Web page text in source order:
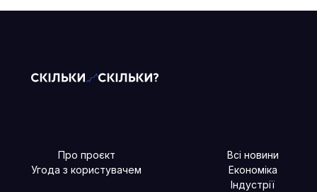
Про проєкт
Угода з користувачем
Всі новини
Економіка
Індустрії